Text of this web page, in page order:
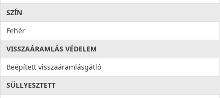
SZÍN
Fehér
VISSZAÁRAMLÁS VÉDELEM
Beépített visszaáramlásgátló
SŰLLYESZTETT